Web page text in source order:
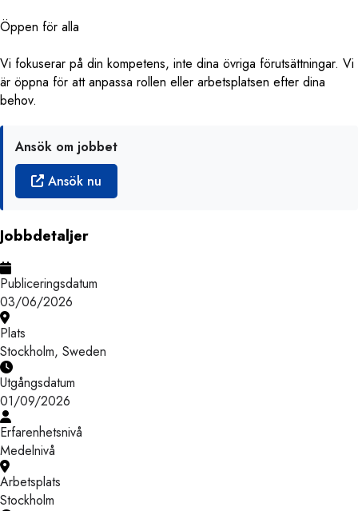
Öppen för alla
Vi fokuserar på din kompetens, inte dina övriga förutsättningar. Vi
är öppna för att anpassa rollen eller arbetsplatsen efter dina
behov.
Ansök om jobbet
Ansök nu
Jobbdetaljer
Publiceringsdatum
03/06/2026
Plats
Stockholm, Sweden
Utgångsdatum
01/09/2026
Erfarenhetsnivå
Medelnivå
Arbetsplats
Stockholm